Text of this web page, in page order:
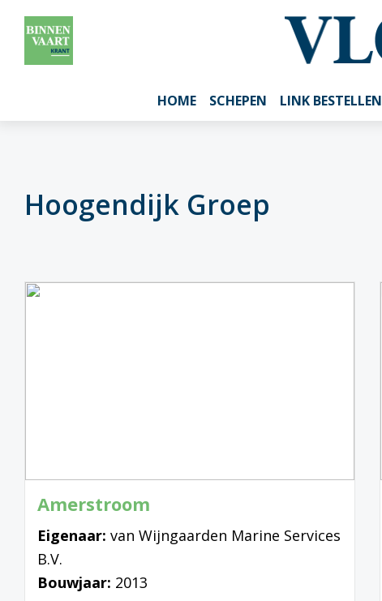
HOME SCHEPEN LINK BESTELLEN
Hoogendijk Groep
Amerstroom
Eigenaar: van Wijngaarden Marine Services
B.V.
Bouwjaar: 2013